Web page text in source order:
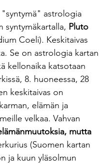
astrologia
syntymäkartalla, Pluto
Coeli). Keskitaivas
Se on astrologia kartan
kellonaika katsotaan
8. huoneessa, 28
keskitaivas on
elämän ja
velkaa. Vahvan
mutta
(Suomen kartan
ja kuun yläsolmun